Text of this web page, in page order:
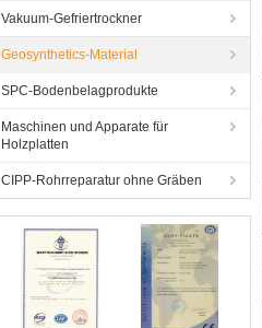
Vakuum-Gefriertrockner
Geosynthetics-Material
SPC-Bodenbelagprodukte
Maschinen und Apparate für
Holzplatten
CIPP-Rohrreparatur ohne Gräben